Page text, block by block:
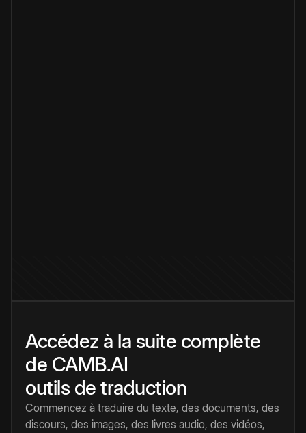
Accédez à la suite complète
de CAMB.AI
outils de traduction
Commencez à traduire du texte, des documents, des
discours, des images, des livres audio, des vidéos,